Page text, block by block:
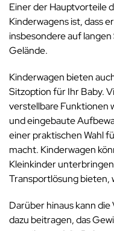
Einer der Hauptvorteile
Kinderwagens ist, dass
insbesondere auf
Gelände.
Kinderwagen bieten
Sitzoption für Ihr Baby.
verstellbare Funktionen
und eingebaute
einer praktischen Wahl
macht. Kinderwagen
Kleinkinder
Transportlösung bieten,
Darüber hinaus kann
dazu beitragen, das